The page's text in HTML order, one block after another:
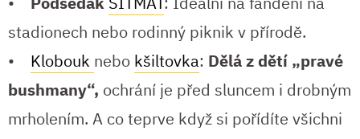
stadionech nebo rodinný piknik v přírodě.
• Klobouk nebo kšiltovka: Dělá z dětí „pravé
bushmany“, ochrání je před sluncem i drobným
mrholením. A co teprve když si pořídíte všichni